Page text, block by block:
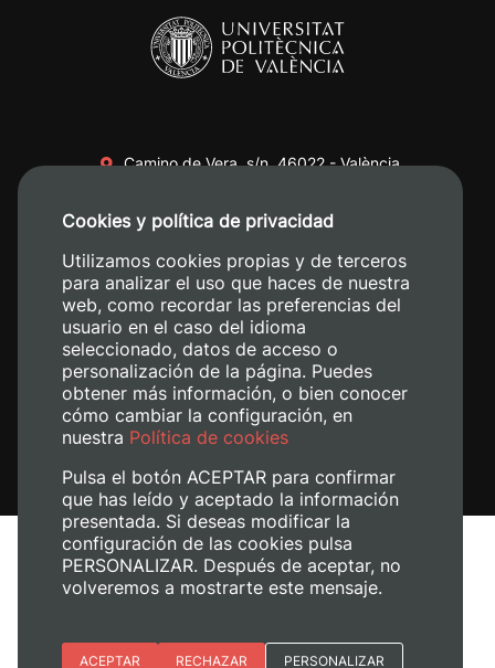
Camino de Vera, s/n. 46022 - València
+34 620 04 00 50
Avís legal
Política de cookies
Gestiona les galetes
Cookies y política de privacidad
Utilizamos cookies propias y de terceros
para analizar el uso que haces de nuestra
web, como recordar las preferencias del
usuario en el caso del idioma
seleccionado, datos de acceso o
personalización de la página. Puedes
obtener más información, o bien conocer
cómo cambiar la configuración, en
nuestra Política de cookies
Pulsa el botón ACEPTAR para confirmar
que has leído y aceptado la información
presentada. Si deseas modificar la
configuración de las cookies pulsa
PERSONALIZAR. Después de aceptar, no
volveremos a mostrarte este mensaje.
Esenciales
ACEPTAR RECHAZAR PERSONALIZAR